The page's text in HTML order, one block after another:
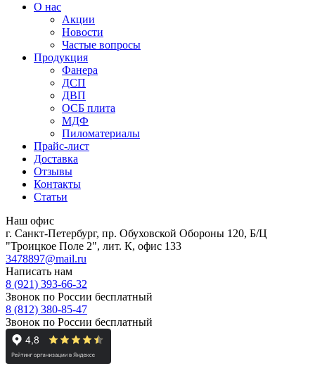
О нас
Акции
Новости
Частые вопросы
Продукция
Фанера
ДСП
ДВП
ОСБ плита
МДФ
Пиломатериалы
Прайс-лист
Доставка
Отзывы
Контакты
Статьи
Наш офис
г. Санкт-Петербург, пр. Обуховской Обороны 120, Б/Ц
"Троицкое Поле 2", лит. К, офис 133
3478897@mail.ru
Написать нам
8 (921) 393-66-32
Звонок по России бесплатный
8 (812) 380-85-47
Звонок по России бесплатный